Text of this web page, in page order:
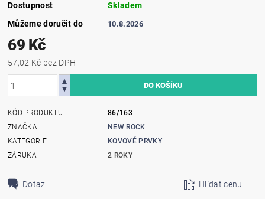
Dostupnost
Skladem
Můžeme doručit do
10.8.2026
69 Kč
57,02 Kč bez DPH
KÓD PRODUKTU
86/163
ZNAČKA
NEW ROCK
KATEGORIE
KOVOVÉ PRVKY
ZÁRUKA
2 ROKY
Dotaz Hlídat cenu